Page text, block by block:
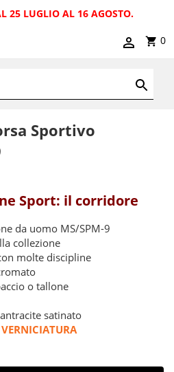
25 LUGLIO AL 16 AGOSTO.
0
Sportivo
Sport: il corridore
da uomo MS/SPM-9
collezione
molte discipline
o tallone
satinato